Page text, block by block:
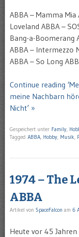
ABBA – Mamma Mia
Loveland ABBA –
Bang-a-Boomerang
ABBA – Intermezzo
ABBA – So Long
Continue reading
meine Nachbarn
Nicht’ »
Gespeichert unter Family,
Tagged ABBA, Hobby, Musik,
1974 – The
ABBA
Artikel von SpaceFalcon am 6
Heute vor 45 Jahren